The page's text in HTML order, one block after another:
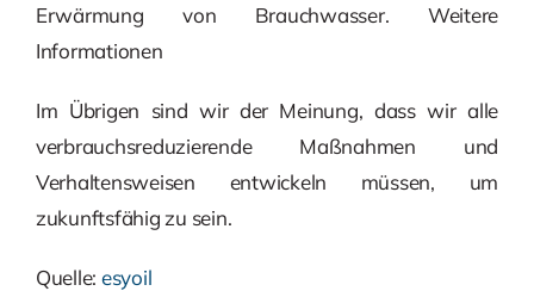
Erwärmung von Brauchwasser. Weitere
Informationen
Im Übrigen sind wir der Meinung, dass wir alle
verbrauchsreduzierende Maßnahmen und
Verhaltensweisen entwickeln müssen, um
zukunftsfähig zu sein.
Quelle: esyoil